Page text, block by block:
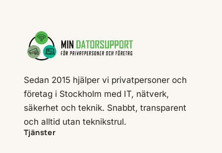
Sedan 2015 hjälper vi privatpersoner och
företag i Stockholm med IT, nätverk,
säkerhet och teknik. Snabbt, transparent
och alltid utan teknikstrul.
Tjänster